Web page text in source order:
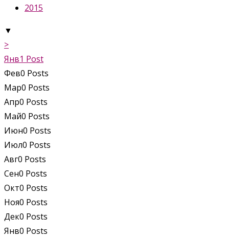
2015
▼
>
Янв1 Post
Фев0 Posts
Мар0 Posts
Апр0 Posts
Май0 Posts
Июн0 Posts
Июл0 Posts
Авг0 Posts
Сен0 Posts
Окт0 Posts
Ноя0 Posts
Дек0 Posts
Янв0 Posts